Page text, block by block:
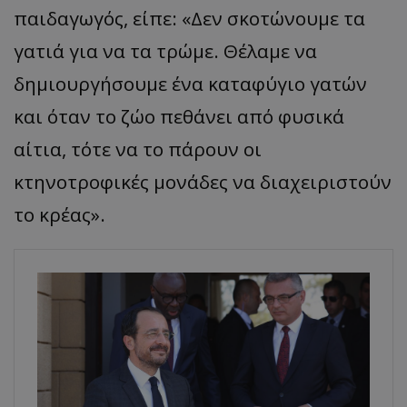
παιδαγωγός, είπε: «Δεν σκοτώνουμε τα
γατιά για να τα τρώμε. Θέλαμε να
δημιουργήσουμε ένα καταφύγιο γατών
και όταν το ζώο πεθάνει από φυσικά
αίτια, τότε να το πάρουν οι
κτηνοτροφικές μονάδες να διαχειριστούν
το κρέας».